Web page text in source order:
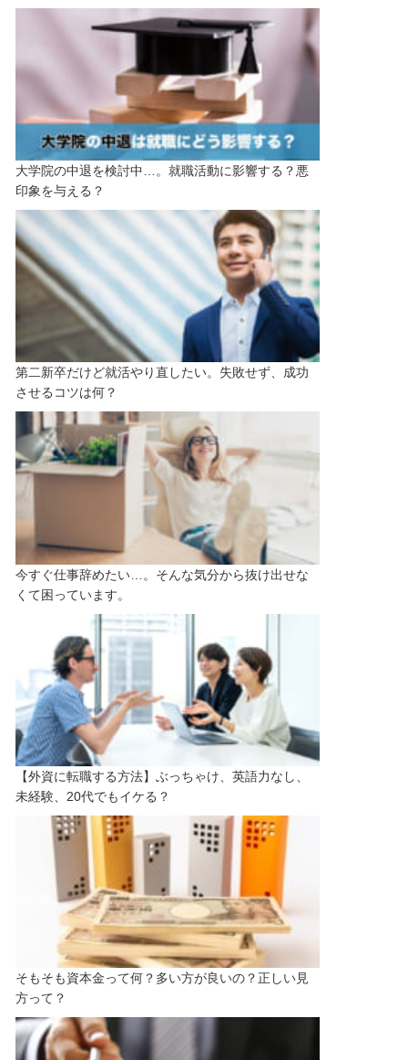
大学院の中退を検討中…。就職活動に影響する？悪
印象を与える？
第二新卒だけど就活やり直したい。失敗せず、成功
させるコツは何？
今すぐ仕事辞めたい…。そんな気分から抜け出せな
くて困っています。
【外資に転職する方法】ぶっちゃけ、英語力なし、
未経験、20代でもイケる？
そもそも資本金って何？多い方が良いの？正しい見
方って？